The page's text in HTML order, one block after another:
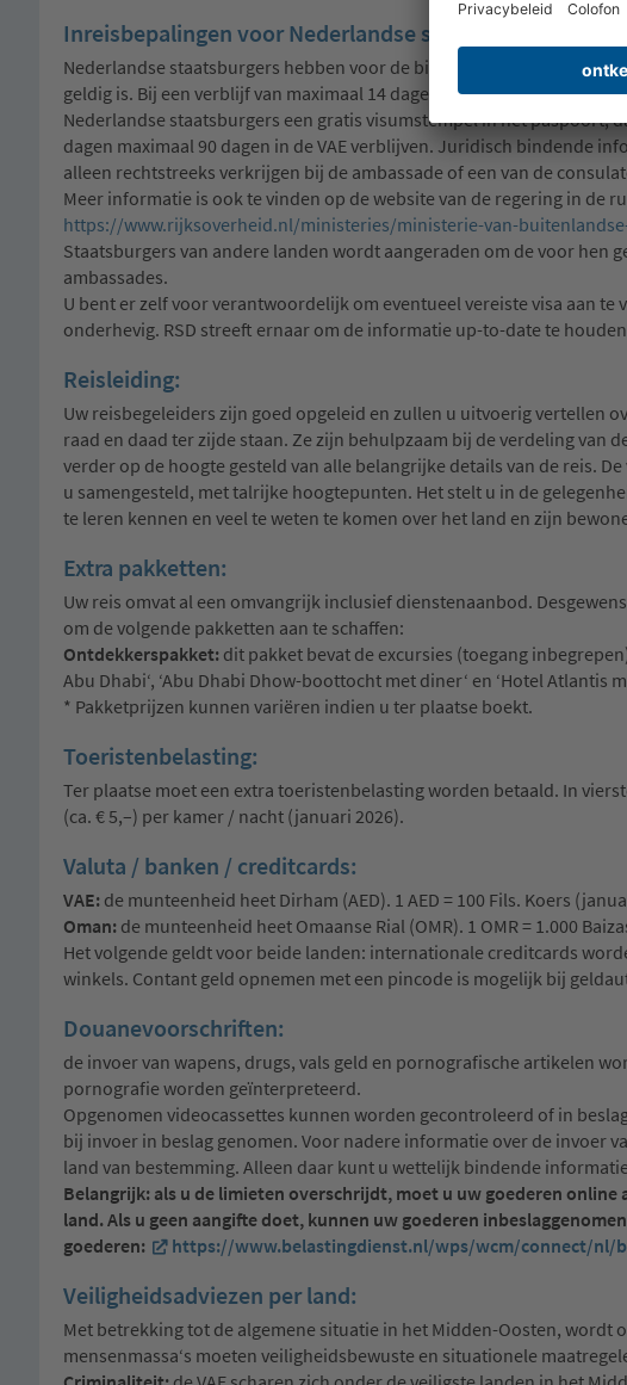
Inreisbepalingen voor Nederlandse staatsburgers:
Nederlandse staatsburgers hebben voor de binnenkomst in Oman
geldig is. Bij een verblijf van maximaal 14 dagen in Oman is geen
Nederlandse staatsburgers een gratis visumstempel in het paspoort,
dagen maximaal 90 dagen in de VAE verblijven. Juridisch bindende
alleen rechtstreeks verkrijgen bij de ambassade of een van de
Meer informatie is ook te vinden op de website van de regering in de
https://www.rijksoverheid.nl/ministeries/ministerie-van-
Staatsburgers van andere landen wordt aangeraden om de voor hen
ambassades.
U bent er zelf voor verantwoordelijk om eventueel vereiste visa aan
onderhevig. RSD streeft ernaar om de informatie up-to-date te
Reisleiding:
Uw reisbegeleiders zijn goed opgeleid en zullen u uitvoerig vertellen
raad en daad ter zijde staan. Ze zijn behulpzaam bij de verdeling van
verder op de hoogte gesteld van alle belangrijke details van de reis.
u samengesteld, met talrijke hoogtepunten. Het stelt u in de
te leren kennen en veel te weten te komen over het land en zijn
Extra pakketten:
Uw reis omvat al een omvangrijk inclusief dienstenaanbod.
om de volgende pakketten aan te schaffen:
Ontdekkerspakket: dit pakket bevat de excursies (toegang
Abu Dhabi‘, ‘Abu Dhabi Dhow-boottocht met diner‘ en ‘Hotel Atlantis
* Pakketprijzen kunnen variëren indien u ter plaatse boekt.
Toeristenbelasting:
Ter plaatse moet een extra toeristenbelasting worden betaald. In
(ca. € 5,–) per kamer / nacht (januari 2026).
Valuta / banken / creditcards:
VAE: de munteenheid heet Dirham (AED). 1 AED = 100 Fils. Koers
Oman: de munteenheid heet Omaanse Rial (OMR). 1 OMR = 1.000
Het volgende geldt voor beide landen: internationale creditcards
winkels. Contant geld opnemen met een pincode is mogelijk bij
Douanevoorschriften:
de invoer van wapens, drugs, vals geld en pornografische artikelen
pornografie worden geïnterpreteerd.
Opgenomen videocassettes kunnen worden gecontroleerd of in
bij invoer in beslag genomen. Voor nadere informatie over de invoer
land van bestemming. Alleen daar kunt u wettelijk bindende
Belangrijk: als u de limieten overschrijdt, moet u uw goederen
land. Als u geen aangifte doet, kunnen uw goederen
goederen:
https://www.belastingdienst.nl/wps/wcm/connect/nl/
Veiligheidsadviezen per land:
Met betrekking tot de algemene situatie in het Midden-Oosten, wordt
mensenmassa‘s moeten veiligheidsbewuste en situationele